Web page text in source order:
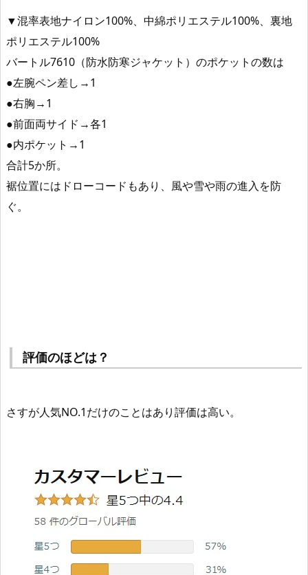
▼混率表地ナイロン100%、中綿ポリエステル100%、裏地
ポリエステル100%
バートル7610（防水防寒ジャケット）のポケットの数は
●左腕ペン差し→1
●右胸→1
●前面両サイド→各1
●内ポケット→1
合計5か所。
裾位置にはドローコードもあり、風や雪や雨の進入を防
ぐ。
評価のほどは？
さすが人気NO.1だけのことはあり評価は高い。